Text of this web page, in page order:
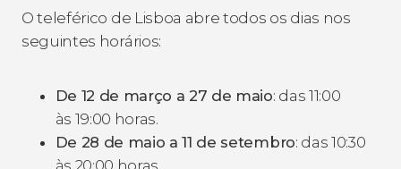
O teleférico de Lisboa abre todos os dias nos
seguintes horários:
De 12 de março a 27 de maio: das 11:00
às 19:00 horas.
De 28 de maio a 11 de setembro: das 10:30
às 20:00 horas.